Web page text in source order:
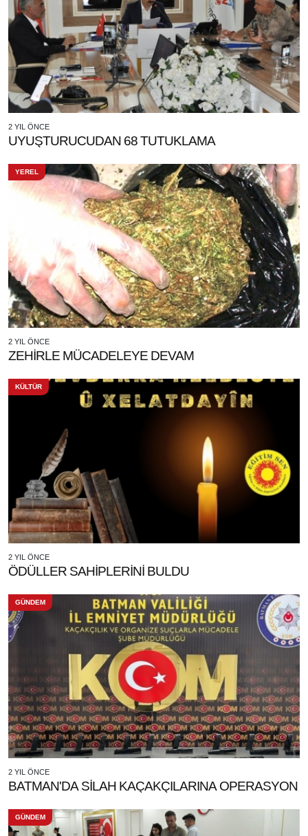
2 YIL ÖNCE
UYUŞTURUCUDAN 68 TUTUKLAMA
YEREL
2 YIL ÖNCE
ZEHİRLE MÜCADELEYE DEVAM
KÜLTÜR
2 YIL ÖNCE
ÖDÜLLER SAHİPLERİNİ BULDU
GÜNDEM
2 YIL ÖNCE
BATMAN'DA SİLAH KAÇAKÇILARINA OPERASYON
GÜNDEM